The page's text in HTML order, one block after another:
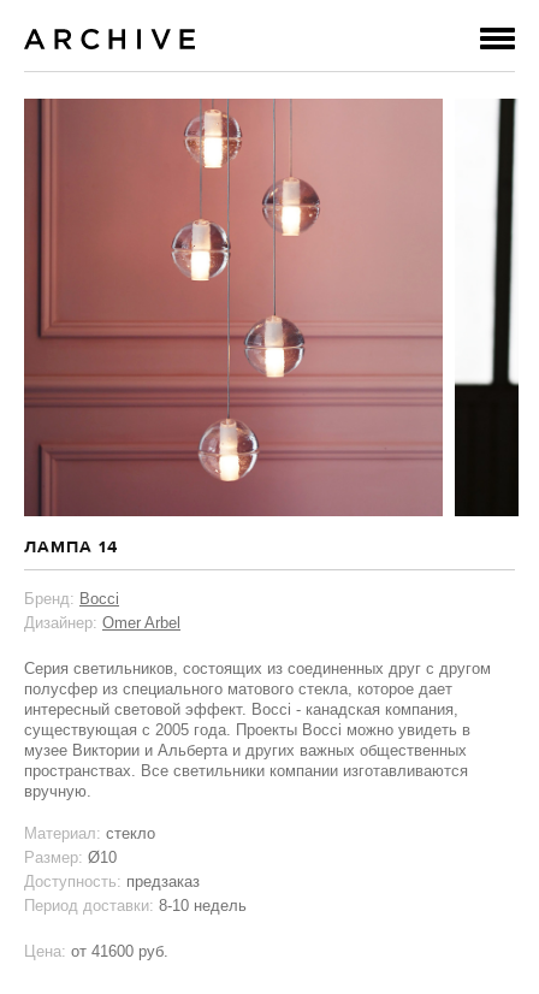
ЛАМПА 14
Бренд: Bocci
Дизайнер: Omer Arbel
Серия светильников, состоящих из соединенных друг с другом
полусфер из специального матового стекла, которое дает
интересный световой эффект. Bocci - канадская компания,
существующая с 2005 года. Проекты Bocci можно увидеть в
музее Виктории и Альберта и других важных общественных
пространствах. Все светильники компании изготавливаются
вручную.
Материал: стекло
Размер: Ø10
Доступность: предзаказ
Период доставки: 8-10 недель
Цена: от 41600 руб.